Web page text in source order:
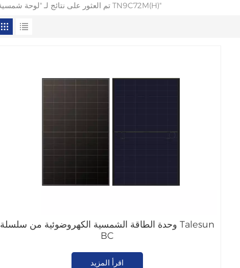
1 تم العثور على نتائج لـ "لوحة شمسية TN9C72M(H)"
وحدة الطاقة الشمسية الكهروضوئية من سلسلة Talesun
BC
اقرأ المزيد